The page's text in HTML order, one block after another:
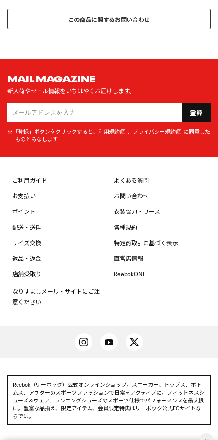
この商品に関するお問い合わせ
MAIL MAGAZINE
新入荷やセール情報をいちはやくお届けします。
登録
※「登録」ボタンをクリックすると、 利用規約 、 プライバシー規約
に同意した
ものとみなします
ご利用ガイド
お支払い
ポイント
配送・送料
サイズ交換
返品・返金
店舗受取り
なりすましメール・サイトにご注
意ください
よくある質問
お問い合わせ
衣装協力・リース
各種規約
特定商取引に基づく表示
直営店情報
ReebokONE
Reebok（リーボック）公式オンラインショップ。スニーカー、トップス、ボト
ムス、アウターのスポーツファッションで日常をアクティブに。フィットネスシ
ューズ＆ウェア、ランニングシューズのスポーツ仕様でパフォーマンスを最大限
に。豊富な品揃え、限定アイテム、会員限定特典はリーボック公式ECサイトな
らでは。